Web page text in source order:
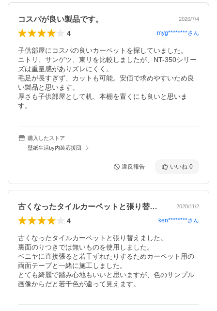
コスパが良い製品です。 2020/7/4
4 myg********さん
子供部屋にコスパの良いカーペットを探していました。
ニトリ、サンゲツ、東リを比較しましたが、NT-350シリー
ズは重量感がありズレにくく。
毛足が長すぎず、カットも可能。安価で求めやすいため良
い製品と思います。
厚さも子供部屋として机、本棚を置くにも良いと思いま
す。
購入したストア
壁紙生活by内装応援団
違反報告 いいね 0
古くなったタイルカーペットと張り替えま… 2020/11/2
4 ken********さん
古くなったタイルカーペットと張り替えました。
裏面のりつきでは無いものを使用しました。
ベニヤに直接張ると若干ずれたりするためカーペット用の
両面テープと一緒に施工しました。
とても綺麗で踏み心地もいいと思いますが、色のサンプル
画像からだと若干色が違って見えます。